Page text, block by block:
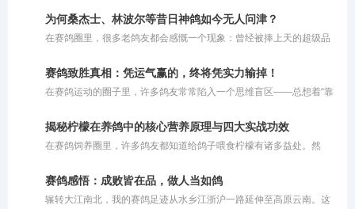
费提供给鸽友交费参赛，唯一的要求就是把获奖的鸽子拍回来。鸽友
劝我也效仿此法，多送免费鸽子让他人试验，以此扩大知名度，让更
多人体验自家鸽系的实力。他甚至提到，有人用该名家的鸽子在寄养
为何桑杰士、林波尔等昔日神鸽如今无人问津？
在赛鸽圈里，很多老鸽友都会感慨一个现象：曾经被捧上天的超级品
不可多得的快速鸽，但是为什么现在没人提了呢？这背后折射出的，
其实是赛鸽市场残酷的商业运作规律。
赛鸽致胜真相：凭运气赢的，终将凭实力输掉！
在赛鸽运动的圈子里，许多鸽友常常陷入一个思维盲区——总想着“靠
金，最终一定会因为自身实力不足而亏出去。简而言之，即便你的鸽
子偶然飞出了好成绩，但如果你自身的养鸽水平和综合实力不够，很
容易在后续的比赛中赔回去。一味依赖运气去打比赛，注定无法在这
揭秘柠檬在养鸽中的核心营养原理与四大实战功效
在赛鸽饲养圈里，许多鸽友都知道给鸽子喂食柠檬有诸多益处。然
这种粗放的投喂方式未能充分挖掘柠檬的潜藏价值。柠檬之所以在禽
类养殖中备受推崇，背后有着扎实的营养学支撑。若不明就里地盲目
使用，不仅会白白浪费优质资源的核心功效，甚至可能因浓度过高或
赛鸽感悟：成败皆在品，做人当如鸽
辗转大江南北，我的赛鸽足迹从水乡江浙沪一路延伸至高原云南。这